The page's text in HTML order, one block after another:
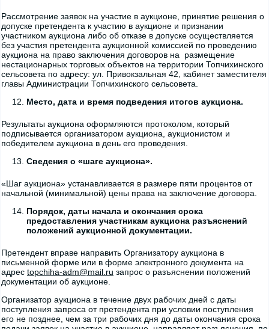
Рассмотрение заявок на участие в аукционе, принятие решения о
допуске претендента к участию в аукционе и признании
участником аукциона либо об отказе в допуске осуществляется
без участия претендента аукционной комиссией по проведению
аукциона на право заключения договоров на размещение
нестационарных торговых объектов на территории Топчихинского
сельсовета по адресу: ул. Привокзальная 42, кабинет заместителя
главы Администрации Топчихинского сельсовета.
Место, дата и время подведения итогов аукциона.
Результаты аукциона оформляются протоколом, который
подписывается организатором аукциона, аукционистом и
победителем аукциона в день его проведения.
Сведения о «шаге аукциона».
«Шаг аукциона» устанавливается в размере пяти процентов от
начальной (минимальной) цены права на заключение договора.
Порядок, даты начала и окончания срока
предоставления участникам аукциона разъяснений
положений аукционной документации.
Претендент вправе направить Организатору аукциона в
письменной форме или в форме электронного документа на
адрес topchiha-adm@mail.ru запрос о разъяснении положений
документации об аукционе.
Организатор аукциона в течение двух рабочих дней с даты
поступления запроса от претендента при условии поступления
его не позднее, чем за три рабочих дня до даты окончания срока